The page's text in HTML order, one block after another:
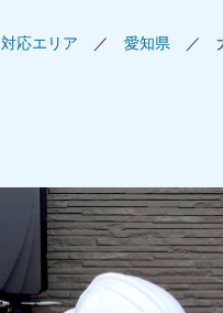
対応エリア 愛知県